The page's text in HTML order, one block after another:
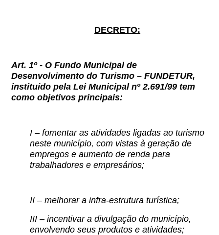
DECRETO:
Art. 1º - O Fundo Municipal de
Desenvolvimento do Turismo – FUNDETUR,
instituído pela Lei Municipal nº 2.691/99 tem
como objetivos principais:
I – fomentar as atividades ligadas ao turismo
neste município, com vistas à geração de
empregos e aumento de renda para
trabalhadores e empresários;
II – melhorar a infra-estrutura turística;
III – incentivar a divulgação do município,
envolvendo seus produtos e atividades;